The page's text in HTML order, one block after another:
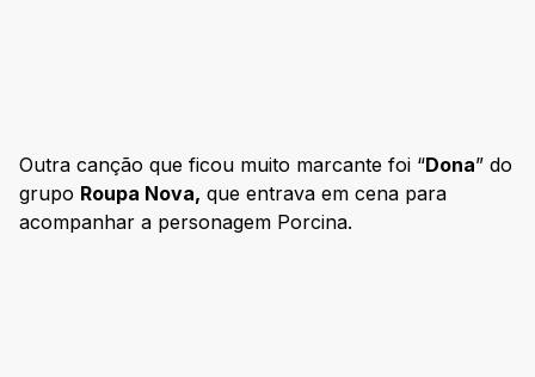
Outra canção que ficou muito marcante foi “Dona” do
grupo Roupa Nova, que entrava em cena para
acompanhar a personagem Porcina.